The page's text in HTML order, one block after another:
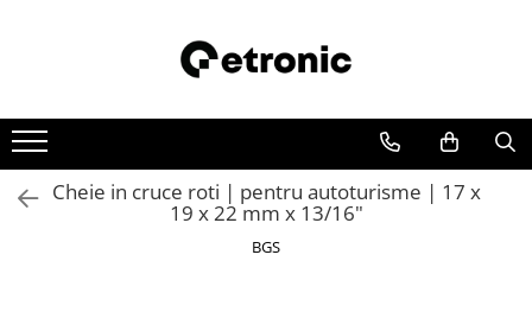
Cheie in cruce roti | pentru autoturisme | 17 x
19 x 22 mm x 13/16"
BGS